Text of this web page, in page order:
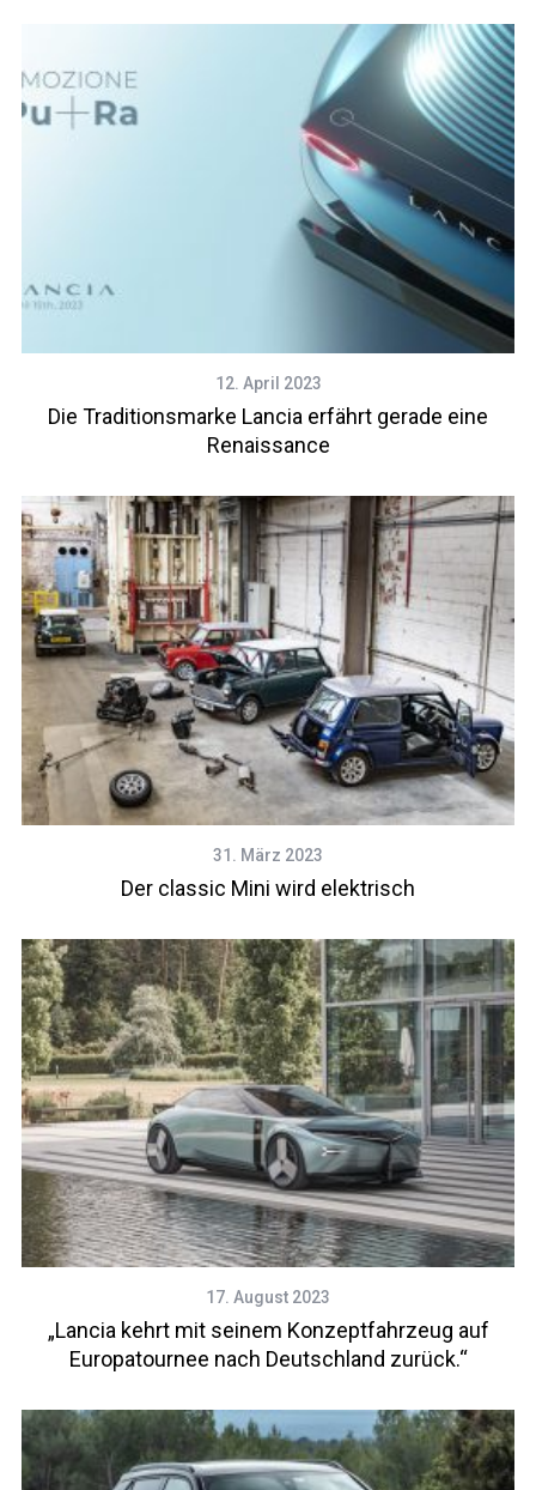
12. April 2023
Die Traditionsmarke Lancia erfährt gerade eine
Renaissance
31. März 2023
Der classic Mini wird elektrisch
17. August 2023
„Lancia kehrt mit seinem Konzeptfahrzeug auf
Europatournee nach Deutschland zurück.“